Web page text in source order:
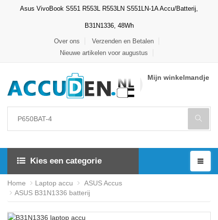
Asus VivoBook S551 R553L R553LN S551LN-1A Accu/Batterij,
B31N1336, 48Wh
Over ons
Verzenden en Betalen
Nieuwe artikelen voor augustus
Mijn winkelmandje
Kies een categorie
Home Laptop accu
ASUS Accus
ASUS B31N1336 batterij